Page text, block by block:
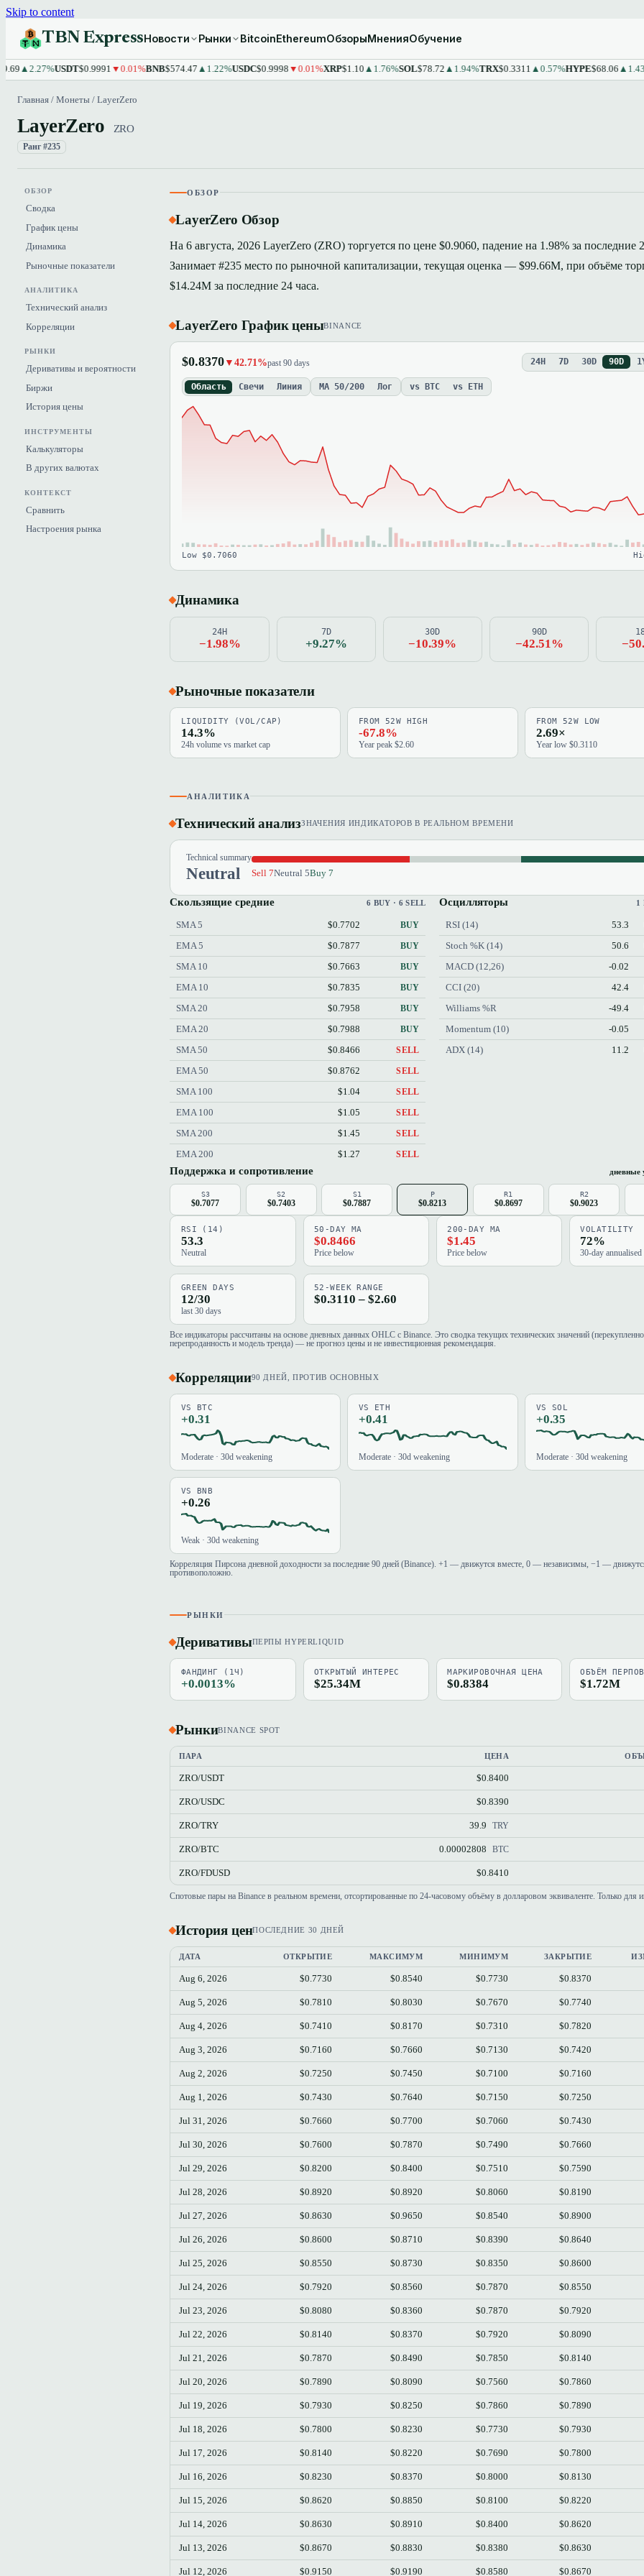
Skip to content
TBN ExpressНовости Рынки BitcoinEthereumОбзорыМненияОбучение
USDT$0.9991▼0.01%BNB$574.47▲1.22%USDC$0.9998▼0.01%XRP$1.10▲1.76%SOL$78.72▲1.94%TRX$0.3311▲0.57%HYPE$68.06▲1.43%
Главная / Монеты / LayerZero
LayerZero ZRO
Ранг #235
ОБЗОР
Сводка
График цены
Динамика
Рыночные показатели
АНАЛИТИКА
Технический анализ
Корреляции
РЫНКИ
Деривативы и вероятности
Биржи
История цены
ИНСТРУМЕНТЫ
Калькуляторы
В других валютах
КОНТЕКСТ
Сравнить
Настроения рынка
ОБЗОР
LayerZero Обзор
На 6 августа, 2026 LayerZero (ZRO) торгуется по цене $0.9060, падение на 1.98% за последние
Занимает #235 место по рыночной капитализации, текущая оценка — $99.66M, при объёме
$14.24M за последние 24 часа.
LayerZero График ценыBINANCE
$0.8370 ▼42.71%past 90 days 24H 7D 30D 90D
Область Свечи Линия MA 50/200 Лог vs BTC vs ETH
Low $0.7060
Динамика
24H
−1.98%
7D
+9.27%
30D
−10.39%
90D
−42.51%
Рыночные показатели
LIQUIDITY (VOL/CAP)
14.3%
24h volume vs market cap
FROM 52W HIGH
-67.8%
Year peak $2.60
FROM 52W LOW
2.69×
Year low $0.3110
АНАЛИТИКА
Технический анализЗНАЧЕНИЯ ИНДИКАТОРОВ В РЕАЛЬНОМ ВРЕМЕНИ
Technical summary
Neutral Sell 7Neutral 5Buy 7
Скользящие средние 6 BUY · 6 SELL
SMA 5 $0.7702 BUY
EMA 5 $0.7877 BUY
SMA 10 $0.7663 BUY
EMA 10 $0.7835 BUY
SMA 20 $0.7958 BUY
EMA 20 $0.7988 BUY
SMA 50 $0.8466 SELL
EMA 50 $0.8762 SELL
SMA 100 $1.04 SELL
EMA 100 $1.05 SELL
SMA 200 $1.45 SELL
EMA 200 $1.27 SELL
Осцилляторы 1
RSI (14) 53.3
Stoch %K (14) 50.6
MACD (12,26) -0.02
CCI (20) 42.4
Williams %R -49.4
Momentum (10) -0.05
ADX (14) 11.2
Поддержка и сопротивление дневные
S3
$0.7077
S2
$0.7403
S1
$0.7887
P
$0.8213
R1
$0.8697
R2
$0.9023
RSI (14)
53.3
Neutral
50-DAY MA
$0.8466
Price below
200-DAY MA
$1.45
Price below
VOLATILITY
72%
30-day annualised
GREEN DAYS
12/30
last 30 days
52-WEEK RANGE
$0.3110 – $2.60
Все индикаторы рассчитаны на основе дневных данных OHLC с Binance. Это сводка текущих технических значений
перепроданность и модель тренда) — не прогноз цены и не инвестиционная рекомендация.
Корреляции90 ДНЕЙ, ПРОТИВ ОСНОВНЫХ
VS BTC
+0.31
Moderate · 30d weakening
VS ETH
+0.41
Moderate · 30d weakening
VS SOL
+0.35
Moderate · 30d weakening
VS BNB
+0.26
Weak · 30d weakening
Корреляция Пирсона дневной доходности за последние 90 дней (Binance). +1 — движутся вместе, 0 — независимы, −1 —
противоположно.
РЫНКИ
ДеривативыПЕРПЫ HYPERLIQUID
ФАНДИНГ (1Ч)
+0.0013%
ОТКРЫТЫЙ ИНТЕРЕС
$25.34M
МАРКИРОВОЧНАЯ ЦЕНА
$0.8384
ОБЪЁМ
$1.72M
РынкиBINANCE SPOT
ПАРА ЦЕНА
ZRO/USDT $0.8400
ZRO/USDC $0.8390
ZRO/TRY 39.9 TRY
ZRO/BTC 0.00002808 BTC
ZRO/FDUSD $0.8410
Спотовые пары на Binance в реальном времени, отсортированные по 24-часовому объёму в долларовом эквиваленте. Только для
История ценПОСЛЕДНИЕ 30 ДНЕЙ
ДАТА ОТКРЫТИЕ МАКСИМУМ МИНИМУМ ЗАКРЫТИЕ
Aug 6, 2026 $0.7730 $0.8540 $0.7730 $0.8370
Aug 5, 2026 $0.7810 $0.8030 $0.7670 $0.7740
Aug 4, 2026 $0.7410 $0.8170 $0.7310 $0.7820
Aug 3, 2026 $0.7160 $0.7660 $0.7130 $0.7420
Aug 2, 2026 $0.7250 $0.7450 $0.7100 $0.7160
Aug 1, 2026 $0.7430 $0.7640 $0.7150 $0.7250
Jul 31, 2026 $0.7660 $0.7700 $0.7060 $0.7430
Jul 30, 2026 $0.7600 $0.7870 $0.7490 $0.7660
Jul 29, 2026 $0.8200 $0.8400 $0.7510 $0.7590
Jul 28, 2026 $0.8920 $0.8920 $0.8060 $0.8190
Jul 27, 2026 $0.8630 $0.9650 $0.8540 $0.8900
Jul 26, 2026 $0.8600 $0.8710 $0.8390 $0.8640
Jul 25, 2026 $0.8550 $0.8730 $0.8350 $0.8600
Jul 24, 2026 $0.7920 $0.8560 $0.7870 $0.8550
Jul 23, 2026 $0.8080 $0.8360 $0.7870 $0.7920
Jul 22, 2026 $0.8140 $0.8370 $0.7920 $0.8090
Jul 21, 2026 $0.7870 $0.8490 $0.7850 $0.8140
Jul 20, 2026 $0.7890 $0.8090 $0.7560 $0.7860
Jul 19, 2026 $0.7930 $0.8250 $0.7860 $0.7890
Jul 18, 2026 $0.7800 $0.8230 $0.7730 $0.7930
Jul 17, 2026 $0.8140 $0.8220 $0.7690 $0.7800
Jul 16, 2026 $0.8230 $0.8370 $0.8000 $0.8130
Jul 15, 2026 $0.8620 $0.8850 $0.8100 $0.8220
Jul 14, 2026 $0.8630 $0.8910 $0.8400 $0.8620
Jul 13, 2026 $0.8670 $0.8830 $0.8380 $0.8630
Jul 12, 2026 $0.9150 $0.9190 $0.8580 $0.8670